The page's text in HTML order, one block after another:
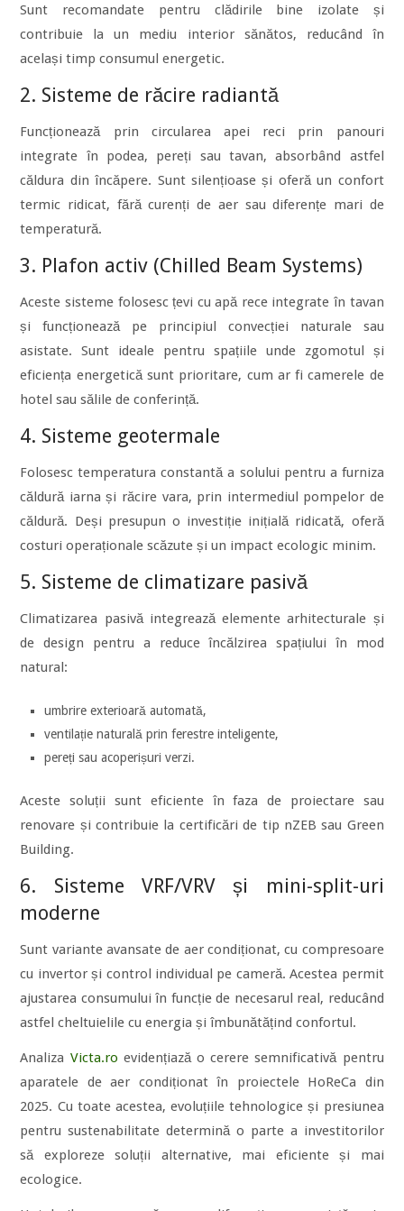
Sunt recomandate pentru clădirile bine izolate și
contribuie la un mediu interior sănătos, reducând în
același timp consumul energetic.
2. Sisteme de răcire radiantă
Funcționează prin circularea apei reci prin panouri
integrate în podea, pereți sau tavan, absorbând astfel
căldura din încăpere. Sunt silențioase și oferă un confort
termic ridicat, fără curenți de aer sau diferențe mari de
temperatură.
3. Plafon activ (Chilled Beam Systems)
Aceste sisteme folosesc țevi cu apă rece integrate în tavan
și funcționează pe principiul convecției naturale sau
asistate. Sunt ideale pentru spațiile unde zgomotul și
eficiența energetică sunt prioritare, cum ar fi camerele de
hotel sau sălile de conferință.
4. Sisteme geotermale
Folosesc temperatura constantă a solului pentru a furniza
căldură iarna și răcire vara, prin intermediul pompelor de
căldură. Deși presupun o investiție inițială ridicată, oferă
costuri operaționale scăzute și un impact ecologic minim.
5. Sisteme de climatizare pasivă
Climatizarea pasivă integrează elemente arhitecturale și
de design pentru a reduce încălzirea spațiului în mod
natural:
umbrire exterioară automată,
ventilație naturală prin ferestre inteligente,
pereți sau acoperișuri verzi.
Aceste soluții sunt eficiente în faza de proiectare sau
renovare și contribuie la certificări de tip nZEB sau Green
Building.
6. Sisteme VRF/VRV și mini-split-uri
moderne
Sunt variante avansate de aer condiționat, cu compresoare
cu invertor și control individual pe cameră. Acestea permit
ajustarea consumului în funcție de necesarul real, reducând
astfel cheltuielile cu energia și îmbunătățind confortul.
Analiza Victa.ro evidențiază o cerere semnificativă pentru
aparatele de aer condiționat în proiectele HoReCa din
2025. Cu toate acestea, evoluțiile tehnologice și presiunea
pentru sustenabilitate determină o parte a investitorilor
să exploreze soluții alternative, mai eficiente și mai
ecologice.